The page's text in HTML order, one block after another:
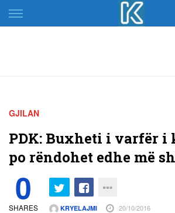
Skip
to
GJILAN
PDK: Buxheti i varfër i
po rëndohet edhe më
0
SHARES KRYELAJMI 20/10/2016